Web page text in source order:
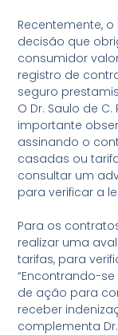
Recentemente,
decisão que
consumidor
registro de
seguro
O Dr. Saulo de
importante
assinando o
casadas ou
consultar um
para verificar a
Para os
realizar uma
tarifas, para
“Encontrando-
de ação para
receber
complementa